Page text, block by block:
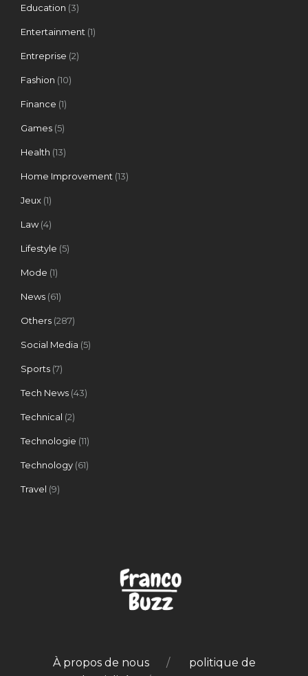
Education (3)
Entertainment (1)
Entreprise (2)
Fashion (10)
Finance (1)
Games (5)
Health (13)
Home Improvement (13)
Jeux (1)
Law(4)
Lifestyle (5)
Mode (1)
News (61)
Others (287)
Social Media (5)
Sports (7)
Tech News (43)
Technical (2)
Technologie (11)
Technology (61)
Travel (9)
À propos de nous
politique de